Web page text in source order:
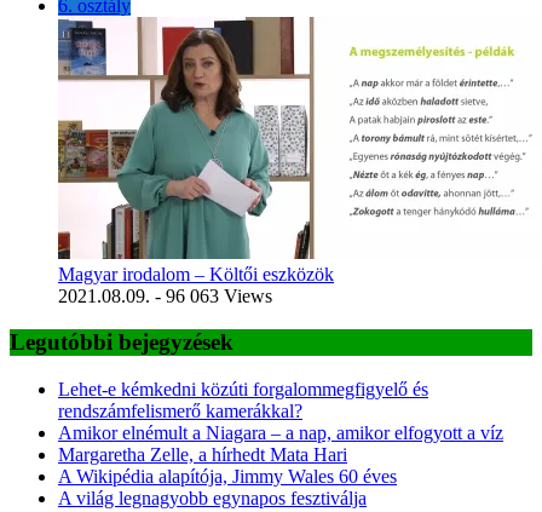
6. osztály
Magyar irodalom – Költői eszközök
2021.08.09. - 96 063 Views
Legutóbbi bejegyzések
Lehet-e kémkedni közúti forgalommegfigyelő és
rendszámfelismerő kamerákkal?
Amikor elnémult a Niagara – a nap, amikor elfogyott a víz
Margaretha Zelle, a hírhedt Mata Hari
A Wikipédia alapítója, Jimmy Wales 60 éves
A világ legnagyobb egynapos fesztiválja